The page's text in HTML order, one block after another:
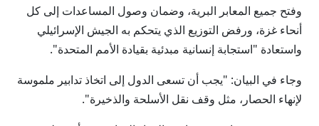
وفتح جميع المعابر البرية، وضمان وصول المساعدات إلى كل
أنحاء غزة، ورفض التوزيع الذي يتحكم به الجيش الإسرائيلي
واستعادة "استجابة إنسانية مبدئية بقيادة الأمم المتحدة".
وجاء في البيان: "يجب أن تسعى الدول إلى اتخاذ تدابير ملموسة
لإنهاء الحصار، مثل وقف نقل الأسلحة والذخيرة".